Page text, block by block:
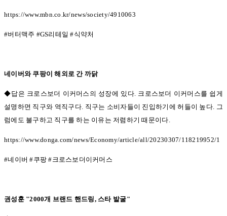
https://www.mbn.co.kr/news/society/4910063
#버터맥주 #GS리테일#식약처
네이버와 쿠팡이 해외로 간 까닭
◆답은 크로스보더 이커머스의 성장에 있다. 크로스보더 이커머스를 쉽게
설명하면 직구와 역직구다. 직구는 소비자들이 진입하기에 허들이 높다. 그
럼에도 불구하고 직구를 하는 이유는 저렴하기 때문이다.
https://www.donga.com/news/Economy/article/all/20230307/118219952/1
#네이버#쿠팡#크로스보더이커머스
권성훈 "2000개 브랜드 핸드링, 스타 발굴"